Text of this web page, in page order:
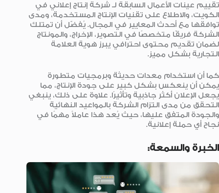
تقييم عينات الأعمال السابقة لـ شركة إنتاج إعلاني في
الكويت، والاطلاع على تقنيات الإنتاج المستخدمة، ومدى
توافقها مع أحدث المعايير في المجال. يُفضّل أن تمتلك
الشركة فريقًا متخصصًا في التصوير، الإخراج، والمونتاج
لضمان تقديم محتوى احترافي يبرز هوية العلامة
التجارية بشكل مميز.
كما أن استخدام معدات حديثة وبرمجيات متطورة
يمكن أن ينعكس بشكل كبير على جودة الإنتاج، مما
يجعل الإعلان أكثر جاذبية وتأثيرًا. علاوة على ذلك، ينبغي
التحقق من مدى التزام الشركة بالمواعيد النهائية
والجودة المتفق عليها، حيث يُعد هذا عاملاً مهمًا في
نجاح أي حملة إعلانية.
الخبرة والسمعة: